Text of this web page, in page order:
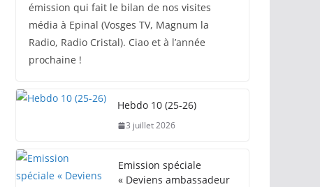
émission qui fait le bilan de nos visites
média à Epinal (Vosges TV, Magnum la
Radio, Radio Cristal). Ciao et à l’année
prochaine !
Hebdo 10 (25-26)
3 juillet 2026
Emission spéciale
« Deviens ambassadeur